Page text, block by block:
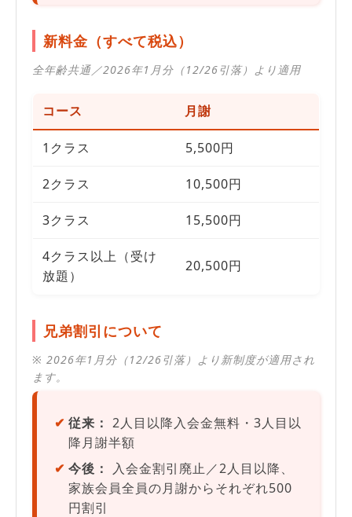
新料金（すべて税込）
全年齢共通／2026年1月分（12/26引落）より適用
コース 月謝
1クラス 5,500円
2クラス 10,500円
3クラス 15,500円
4クラス以上（受け
放題）
20,500円
兄弟割引について
※ 2026年1月分（12/26引落）より新制度が適用され
ます。
従来： 2人目以降入会金無料・3人目以
降月謝半額
今後：
入会金割引廃止／2人目以降、
家族会員全員の月謝からそれぞれ500
円割引